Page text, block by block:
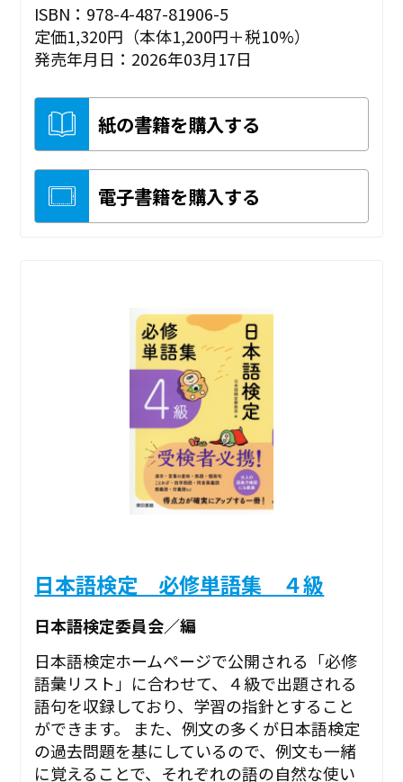
ISBN：978-4-487-81906-5
定価1,320円（本体1,200円＋税10%）
発売年月日：2026年03月17日
紙の書籍を購入する
電子書籍を購入する
日本語検定 必修単語集 ４級
日本語検定委員会／編
日本語検定ホームページで公開される「必修
語彙リスト」に合わせて、４級で出題される
語句を収録しており、学習の指針とすること
ができます。 また、例文の多くが日本語検定
の過去問題を基にしているので、例文も一緒
に覚えることで、それぞれの語の自然な使い